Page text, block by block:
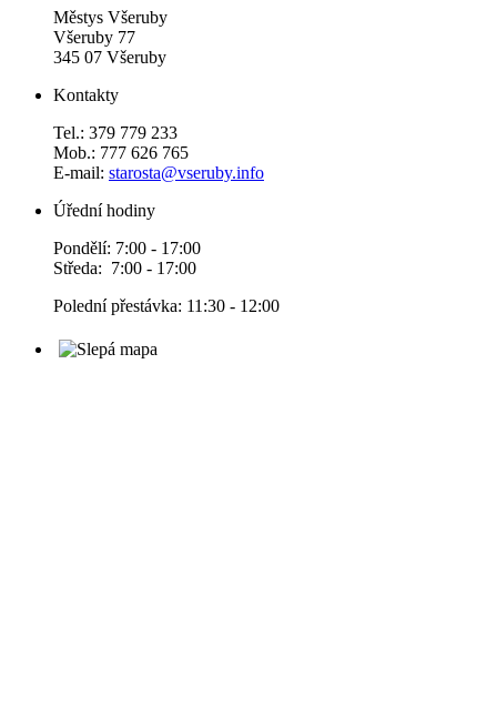
Městys Všeruby
Všeruby 77
345 07 Všeruby
Kontakty
Tel.: 379 779 233
Mob.: 777 626 765
E-mail: starosta@vseruby.info
Úřední hodiny
Pondělí: 7:00 - 17:00
Středa: 7:00 - 17:00
Polední přestávka: 11:30 - 12:00